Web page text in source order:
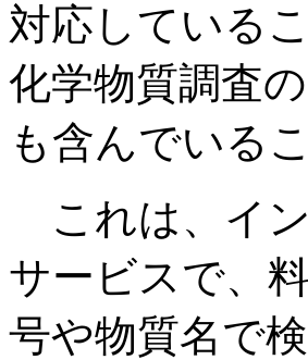
対応している
化学物質調査
も含んでいる
これは、イ
サービスで、
号や物質名で